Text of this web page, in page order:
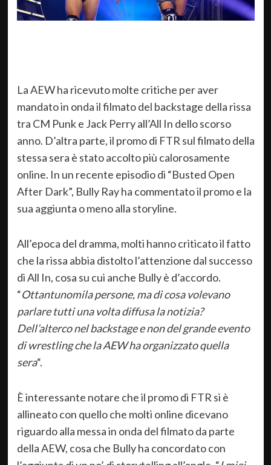
La AEW ha ricevuto molte critiche per aver
mandato in onda il filmato del backstage della rissa
tra CM Punk e Jack Perry all’All In dello scorso
anno. D’altra parte, il promo di FTR sul filmato della
stessa sera è stato accolto più calorosamente
online. In un recente episodio di “Busted Open
After Dark”, Bully Ray ha commentato il promo e la
sua aggiunta o meno alla storyline.
All’epoca del dramma, molti hanno criticato il fatto
che la rissa abbia distolto l’attenzione dal successo
di All In, cosa su cui anche Bully è d’accordo.
“Ottantunomila persone, ma di cosa volevano
parlare tutti una volta diffusa la notizia?
Dell’alterco nel backstage e non del grande evento
di wrestling che la AEW ha organizzato quella
sera“.
È interessante notare che il promo di FTR si è
allineato con quello che molti online dicevano
riguardo alla messa in onda del filmato da parte
della AEW, cosa che Bully ha concordato con